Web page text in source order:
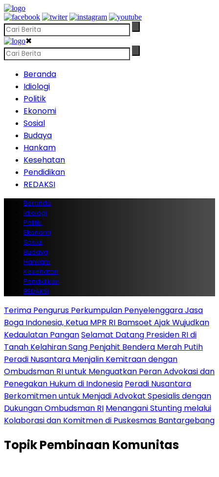
✖
Beranda
Idiologi
Politik
Ekonomi
Sosial
Budaya
Hankam
Kesehatan
Pendidikan
REDAKSI
Beranda
Idiologi
Politik
Ekonomi
Sosial
Budaya
Hankam
Kesehatan
Pendidikan
REDAKSI
Terima Pengurus Perkumpulan Penyelenggara Jasa
Boga Indonesia, Ketua MPR RI Bamsoet Ajak Wujudkan
Kedaulatan PanganSelamat Datang Presiden RI di
Tanah Kelahiran Sang Penjahit Bendera Merah Putih
Peradi Nusantara Menjalin Kemitraan dengan
Ombudsman RI untuk Menguatkan Peran Advokasi dan
Penegakan Hukum di Indonesia Peradi Nusantara
Berkomitmen untuk Menjadi Advokat Spesialis dengan
Dukungan Ombudsman RI Menangani Stunting melalui
Kolaborasi dan Komitmen di Puskesmas Bantargebang
TopikPembinaan Komunitas